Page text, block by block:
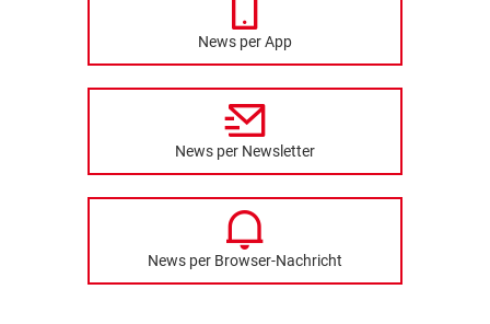
News per App
News per Newsletter
News per Browser-Nachricht